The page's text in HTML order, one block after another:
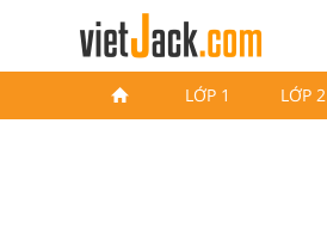
LỚP 1 LỚP 2